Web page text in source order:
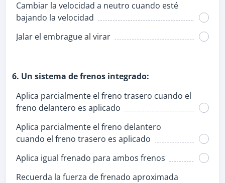
Cambiar la velocidad a neutro cuando esté
bajando la velocidad
Jalar el embrague al virar
6. Un sistema de frenos integrado:
Aplica parcialmente el freno trasero cuando el
freno delantero es aplicado
Aplica parcialmente el freno delantero
cuando el freno trasero es aplicado
Aplica igual frenado para ambos frenos
Recuerda la fuerza de frenado aproximada